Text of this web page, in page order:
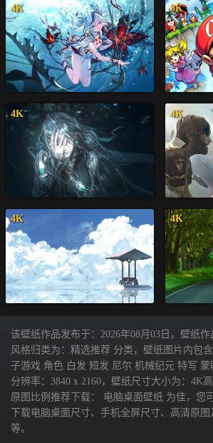
4K 8K
4K 4K
4K 4K
该壁纸作品发布于：2026年08月03日，壁纸
风格归类为：精选推荐 分类，壁纸图片内包
子游戏 角色 白发 短发 尼尔 机械纪元 特写
分辨率：3840 x 2160，壁纸尺寸大小为：4K
原图比例推荐下载： 电脑桌面壁纸 为佳，您
下载电脑桌面尺寸、手机全屏尺寸、高清原
等。